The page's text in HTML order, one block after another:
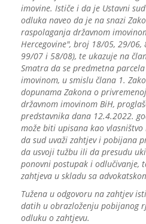
imovine. Ističe i da je Ustavni
odluka naveo da je na snazi
raspolaganja državnom
Hercegovine", broj 18/05, 29/
99/07 i 58/08), te ukazuje na
Smatra da se predmetna
imovinom, u smislu člana 1.
dopunama Zakona o
državnom imovinom BiH,
predstavnika dana 12.4.2022.
može biti upisana kao vlasništvo
da sud uvaži zahtjev i pobijana
da usvoji tužbu ili da presudu
ponovni postupak i odlučivanje,
zahtjeva u skladu sa
Tužena u odgovoru na zahtjev
datih u obrazloženju pobijanog
odluku o zahtjevu.